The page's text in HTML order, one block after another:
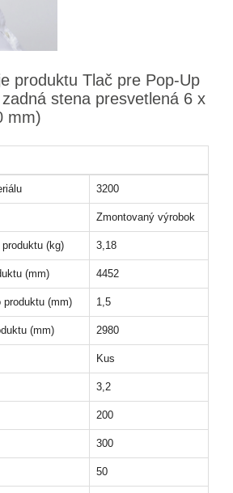
produktu Tlač pre Pop-Up
stena presvetlená 6 x
mm)
3200
Zmontovaný výrobok
(kg) 3,18
(mm) 4452
produktu (mm) 1,5
(mm) 2980
Kus
3,2
200
300
50